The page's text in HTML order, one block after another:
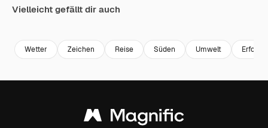
Vielleicht gefällt dir auch
Wetter Zeichen Reise Süden Umwelt Erfolg